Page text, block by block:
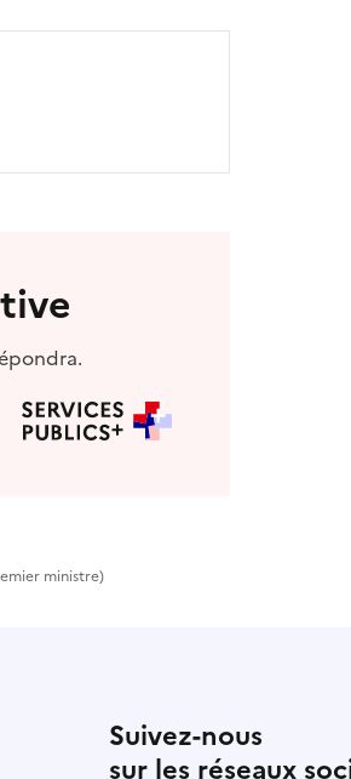
ministre)
Suivez-nous
sur les réseaux